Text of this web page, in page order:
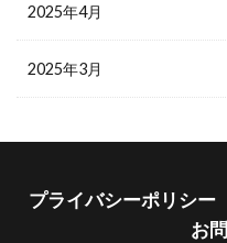
2025年4月
2025年3月
プライバシーポリシー
お